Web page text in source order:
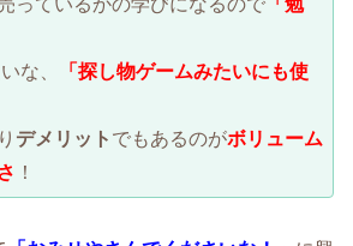
な、
「探し物ゲームみたいにも使
デメリット でもあるのがボリューム
！